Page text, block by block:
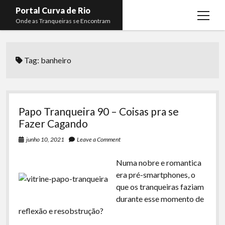
Portal Curva de Rio
Onde as Tranqueiras se Encontram
open
menu
Curva de Rio
Komos
La Siesta Podcast
Rachão na Beira do RIo
Papo Tranqueira
Membros
Lucas Oliveira
Kaique Xavier
Rafael Almeida
Tag: banheiro
Papo Tranqueira 90 – Coisas pra se
Fazer Cagando
junho 10, 2021 Leave a Comment
Numa nobre e romantica
era pré-smartphones, o
que os tranqueiras faziam
durante esse momento de
reflexão e resobstrução?